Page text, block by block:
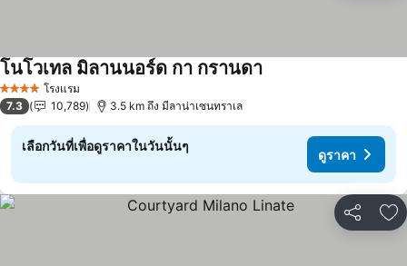
4 ดาว โรงแรม
โนโวเทล มิลานนอร์ด กา กรานดาดูราคา
7.3 10,789 3.5 km ถึง มีลาน่าเซนทราเล
เลือกวันที่เพื่อดูราคาในวันนั้นๆ
ดูราคา
แชร์ เ